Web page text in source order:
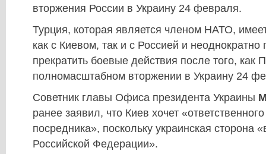
вторжения России в Украину 24 февраля.
Турция, которая является членом НАТО,
как с Киевом, так и с Россией и неоднократно
прекратить боевые действия после того, как
полномасштабном вторжении в Украину 24
Советник главы Офиса президента Украины
ранее заявил, что Киев хочет
посредника», поскольку украинская сторона
Российской Федерации».